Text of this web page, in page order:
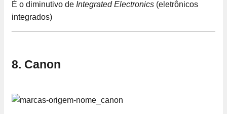
É o diminutivo de Integrated Electronics (eletrônicos
integrados)
8. Canon